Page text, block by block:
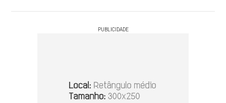
PUBLICIDADE